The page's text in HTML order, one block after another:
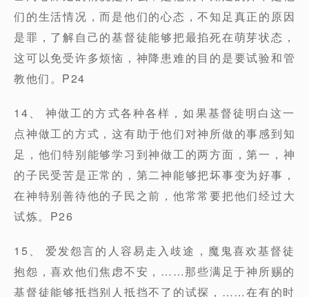
们的生活情况，而是他们的心态，不知足真正的原因
是罪，了解自己的基督徒能够把最掐死在萌芽状态，
这可以免受许多烦恼，神降患难的目的是要试验和管
教他们。P24
14、 神做工的方式各种各样，如果基督徒明白这一
点神做工的方式，这有助于他们对神所做的事感到知
足，他们特别能够学习到神做工的两方面，第一，神
的子民受苦是正常的，第二神能够把坏事变为好事，
在神特别善待他的子民之前，他常常要把他们经过大
试炼。P26
15、 爱发怨言的人容易走入歧途，魔鬼喜欢基督徒
抱怨，喜欢他们焦虑不安，……那些满足于神所赐的
基督徒能够抵挡别人抵挡不了的试探，……在有的时